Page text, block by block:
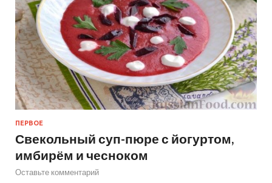
ПЕРВОЕ
Свекольный суп-пюре с йогуртом,
имбирём и чесноком
Оставьте комментарий